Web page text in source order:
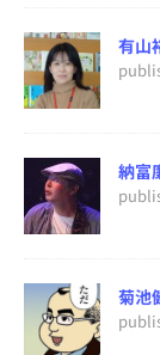
有山
納富
菊池